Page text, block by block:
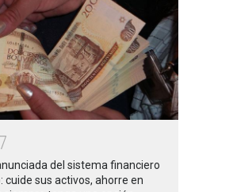
7
del sistema financiero
cuide sus activos, ahorre en